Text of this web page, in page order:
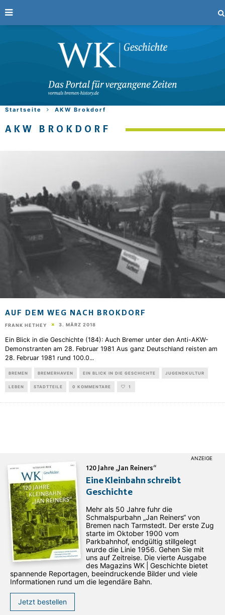
Startseite AKW Brokdorf
AKW BROKDORF
AUF DEM WEG NACH BROKDORF
FRANK HETHEY 3. MÄRZ 2018
Ein Blick in die Geschichte (184): Auch Bremer unter den Anti-AKW-
Demonstranten am 28. Februar 1981 Aus ganz Deutschland reisten am
28. Februar 1981 rund 100.0...
BREMEN BREMERHAVEN EIN BLICK IN DIE GESCHICHTE JUGENDKULTUR
LEBEN STADTTEILE 0 KOMMENTARE 1
120 Jahre „Jan Reiners“
Eine Kleinbahn schreibt
Geschichte
Mehr als 50 Jahre fuhr die
Schmalspurbahn „Jan ­Reiners“ von
Bremen nach Tarmstedt. Der erste Zug
starte im Oktober 1900 vom
Parkbahnhof, endgültig stillgelegt
wurde die Linie 1956. Gehen Sie mit
uns auf Zeitreise. Die vierte Ausgabe
des ­Magazins WK | Geschichte bietet
spannende Reportagen, beeindruckende Bilder und viele
Informationen rund um die legendäre Bahn.
Jetzt bestellen